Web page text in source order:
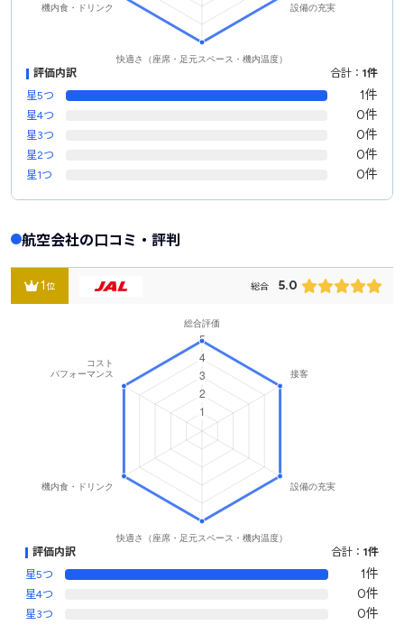
評価内訳 合計： 1件
星5つ
1件
星4つ 0件
星3つ 0件
星2つ 0件
星1つ 0件
航空会社の口コミ・評判
1位 総合 5.0
評価内訳 合計： 1件
星5つ
1件
星4つ 0件
星3つ 0件